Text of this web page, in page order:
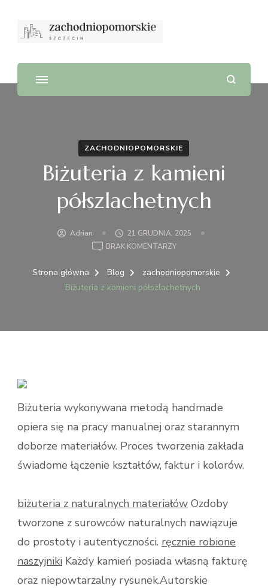
ZACHODNIOPOMORSKIE
Biżuteria z kamieni
półszlachetnych
Adrian
21 GRUDNIA, 2025
BRAK KOMENTARZYDO
Z
KAMIENI
Strona główna Blog
zachodniopomorskie
Biżuteria z kamieni półszlachetnych
Biżuteria wykonywana metodą handmade
opiera się na pracy manualnej oraz starannym
doborze materiałów. Proces tworzenia zakłada
świadome łączenie kształtów, faktur i kolorów.
biżuteria z naturalnych materiałów Ozdoby
tworzone z surowców naturalnych nawiązuje
do prostoty i autentyczności. ręcznie robione
naszyjniki Każdy kamień posiada własną fakturę
oraz niepowtarzalny rysunek.Autorskie